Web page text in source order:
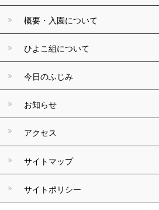
概要・入園について
ひよこ組について
今日のふじみ
お知らせ
アクセス
サイトマップ
サイトポリシー